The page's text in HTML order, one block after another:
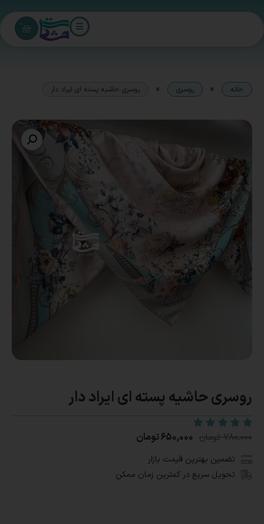
0
خانه » روسری » روسری حاشیه پسته ای ایراد دار
روسری حاشیه پسته ای ایراد دار
۷۸۰,۰۰۰ تومان ۶۵۰,۰۰۰تومان
تضمین بهترین قیمت بازار
تحویل سریع در کمترین زمان ممکن